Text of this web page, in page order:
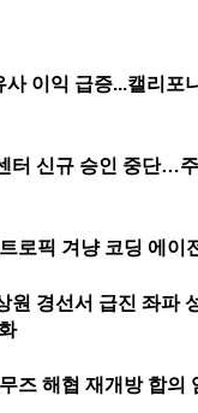
사 이익 급증...캘리포
터 신규 승인 중단…
로픽 겨냥 코딩 에이
원 경선서 급진 좌파
즈 해협 재개방 합의